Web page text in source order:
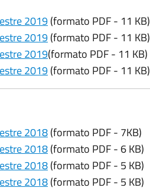
2019(formato PDF - 11 KB)
2019(formato PDF - 11 KB)
2019(formato PDF - 11 KB)
2019(formato PDF - 11 KB)
2018(formato PDF - 7KB)
2018(formato PDF - 6 KB)
2018(formato PDF - 5 KB)
2018(formato PDF - 5 KB)